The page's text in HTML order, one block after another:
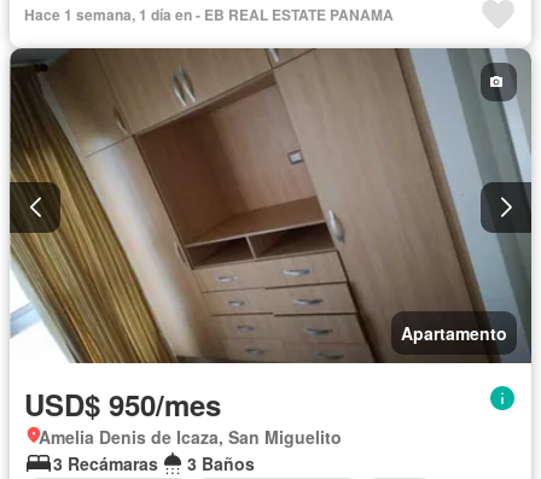
Hace 1 semana, 1 día en - EB REAL ESTATE PANAMA
Apartamento
USD$ 950/mes
Amelia Denis de Icaza, San Miguelito
3 Recámaras
3 Baños